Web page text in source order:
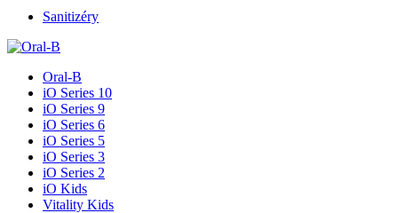
Sanitizéry
Oral-B
iO Series 10
iO Series 9
iO Series 6
iO Series 5
iO Series 3
iO Series 2
iO Kids
Vitality Kids